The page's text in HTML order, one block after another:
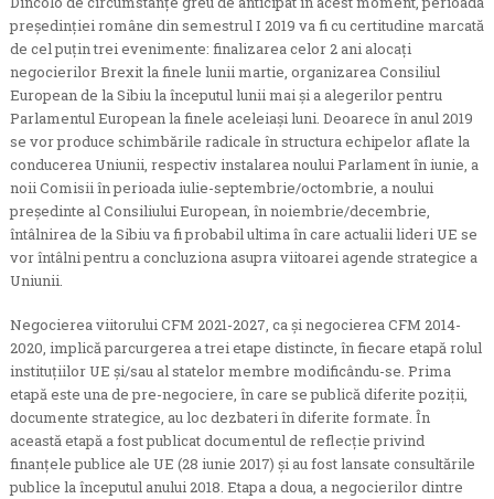
președinției române din semestrul I 2019 va fi cu certitudine marcată
de cel puțin trei evenimente: finalizarea celor 2 ani alocați
negocierilor Brexit la finele lunii martie, organizarea Consiliul
European de la Sibiu la începutul lunii mai și a alegerilor pentru
Parlamentul European la finele aceleiași luni. Deoarece în anul 2019
se vor produce schimbările radicale în structura echipelor aflate la
conducerea Uniunii, respectiv instalarea noului Parlament în iunie, a
noii Comisii în perioada iulie-septembrie/octombrie, a noului
președinte al Consiliului European, în noiembrie/decembrie,
întâlnirea de la Sibiu va fi probabil ultima în care actualii lideri UE se
vor întâlni pentru a concluziona asupra viitoarei agende strategice a
Uniunii.
Negocierea viitorului CFM 2021-2027, ca și negocierea CFM 2014-
2020, implică parcurgerea a trei etape distincte, în fiecare etapă rolul
instituțiilor UE și/sau al statelor membre modificându-se. Prima
etapă este una de pre-negociere, în care se publică diferite poziții,
documente strategice, au loc dezbateri în diferite formate. În
această etapă a fost publicat documentul de reflecție privind
finanțele publice ale UE (28 iunie 2017) și au fost lansate consultările
publice la începutul anului 2018. Etapa a doua, a negocierilor dintre